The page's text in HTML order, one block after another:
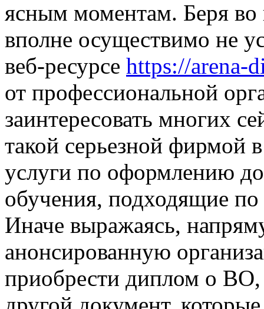
ясным моментам. Беря во
вполне осуществимо не
веб-ресурсе https://arena-
от профессиональной
заинтересовать многих
такой серьезной фирмой
услуги по оформлению
обучения, подходящие
Иначе выражаясь,
анонсированную
приобрести диплом о ВО,